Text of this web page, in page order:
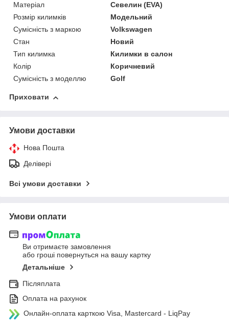
Матеріал
Севелин (EVA)
Розмір килимків
Модельний
Сумісність з маркою
Volkswagen
Стан
Новий
Тип килимка
Килимки в салон
Колір
Коричневий
Сумісність з моделлю
Golf
Приховати
Умови доставки
Нова Пошта
Делівері
Всі умови доставки
Умови оплати
Ви отримаєте замовлення
або гроші повернуться на вашу картку
Детальніше
Післяплата
Оплата на рахунок
Онлайн-оплата карткою Visa, Mastercard - LiqPay